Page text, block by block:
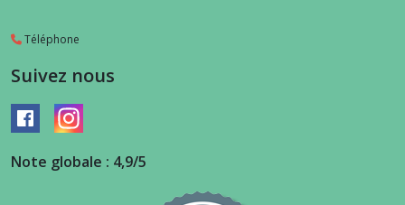
Téléphone
Suivez nous
Note globale : 4,9/5